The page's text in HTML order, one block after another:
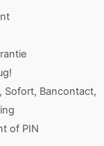
Sofort, Bancontact,
of PIN